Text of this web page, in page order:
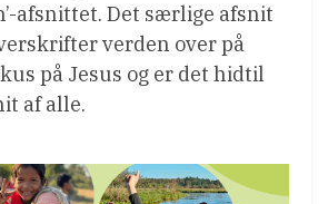
afsnittet. Det særlige afsnit
verden over på
på Jesus og er det hidtil
af alle.